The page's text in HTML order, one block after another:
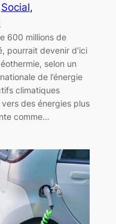
Social
600 millions de
pourrait devenir d’ici
selon un
de l’énergie
climatiques
des énergies plus
comme…